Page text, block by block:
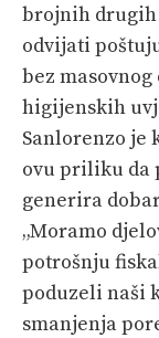
brojnih drugih
odvijati
bez
higijenskih
Sanlorenzo je
ovu priliku da
generira
„Moramo
potrošnju
poduzeli naši
smanjenja